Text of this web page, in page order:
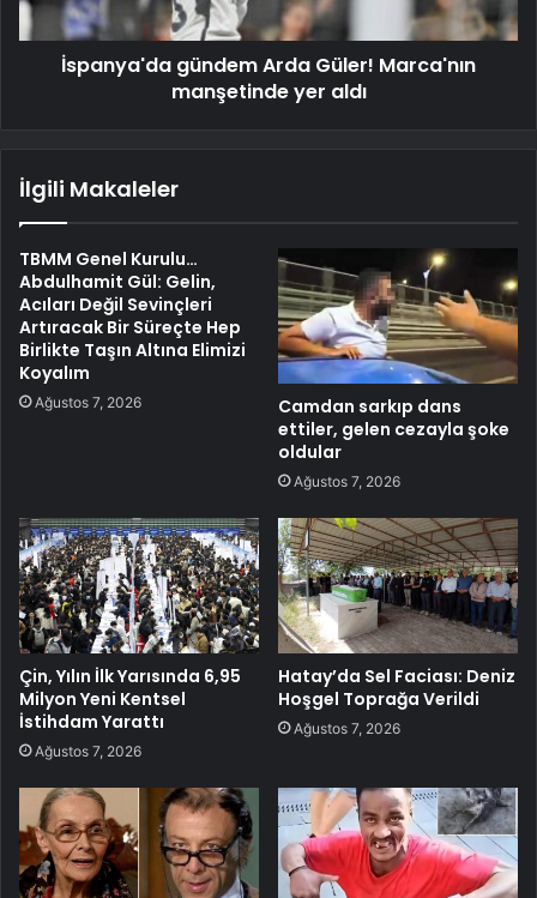
İspanya'da gündem Arda Güler! Marca'nın
manşetinde yer aldı
İlgili Makaleler
TBMM Genel Kurulu…
Abdulhamit Gül: Gelin,
Acıları Değil Sevinçleri
Artıracak Bir Süreçte Hep
Birlikte Taşın Altına Elimizi
Koyalım
Ağustos 7, 2026
Camdan sarkıp dans
ettiler, gelen cezayla şoke
oldular
Ağustos 7, 2026
Çin, Yılın İlk Yarısında 6,95
Milyon Yeni Kentsel
İstihdam Yarattı
Ağustos 7, 2026
Hatay’da Sel Faciası: Deniz
Hoşgel Toprağa Verildi
Ağustos 7, 2026